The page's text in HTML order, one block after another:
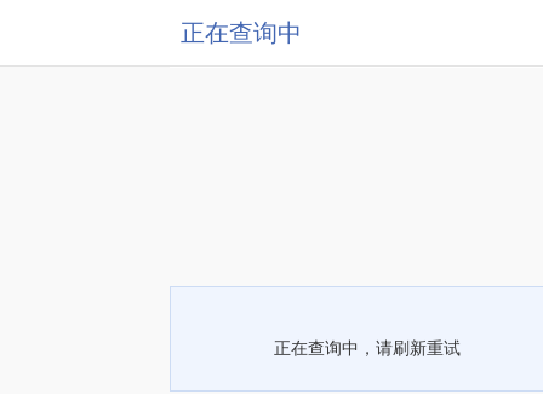
正在查询中
正在查询中，请刷新重试